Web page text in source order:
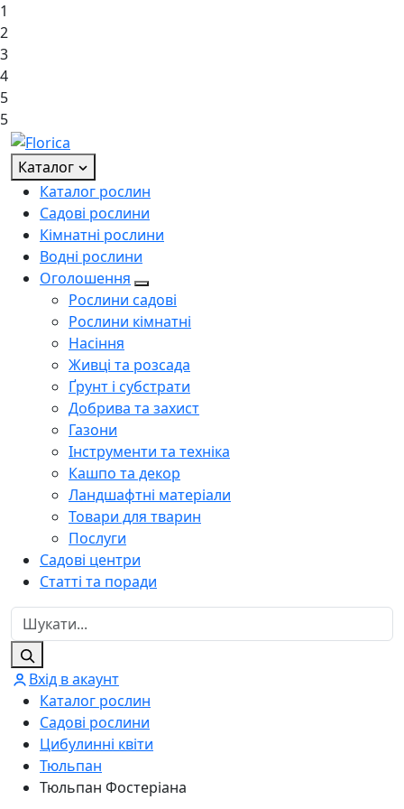
1
2
3
4
5
5
Каталог
Каталог рослин
Садові рослини
Кімнатні рослини
Водні рослини
Оголошення
Рослини садові
Рослини кімнатні
Насіння
Живці та розсада
Ґрунт і субстрати
Добрива та захист
Газони
Інструменти та техніка
Кашпо та декор
Ландшафтні матеріали
Товари для тварин
Послуги
Садові центри
Статті та поради
Вхід в акаунт
Каталог рослин
Садові рослини
Цибулинні квіти
Тюльпан
Тюльпан Фостеріана